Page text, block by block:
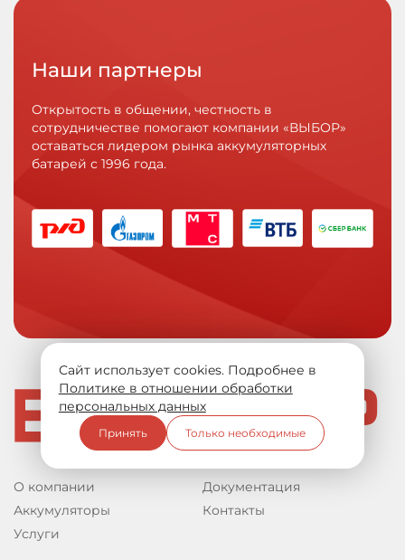
Наши партнеры
Открытость в общении, честность в
сотрудничестве помогают компании «ВЫБОР»
оставаться лидером рынка аккумуляторных
батарей с 1996 года.
О компании
Аккумуляторы
Услуги
Документация
Контакты
Сайт использует cookies. Подробнее в
Политике в отношении обработки
персональных данных
Принять Только необходимые